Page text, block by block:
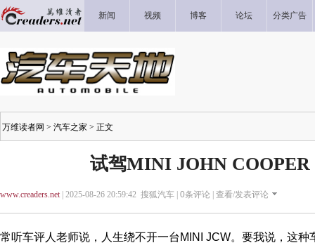
新闻 视频 博客 论坛 分类广告
万维读者网 > 汽车之家 > 正文
试驾MINI JOHN COOPER
www.creaders.net| 2025-08-26 20:59:42 搜狐汽车 | 0条评论 | 查看/发表评论
常听车评人老师说，人生绕不开一台MINI JCW。要我说，这